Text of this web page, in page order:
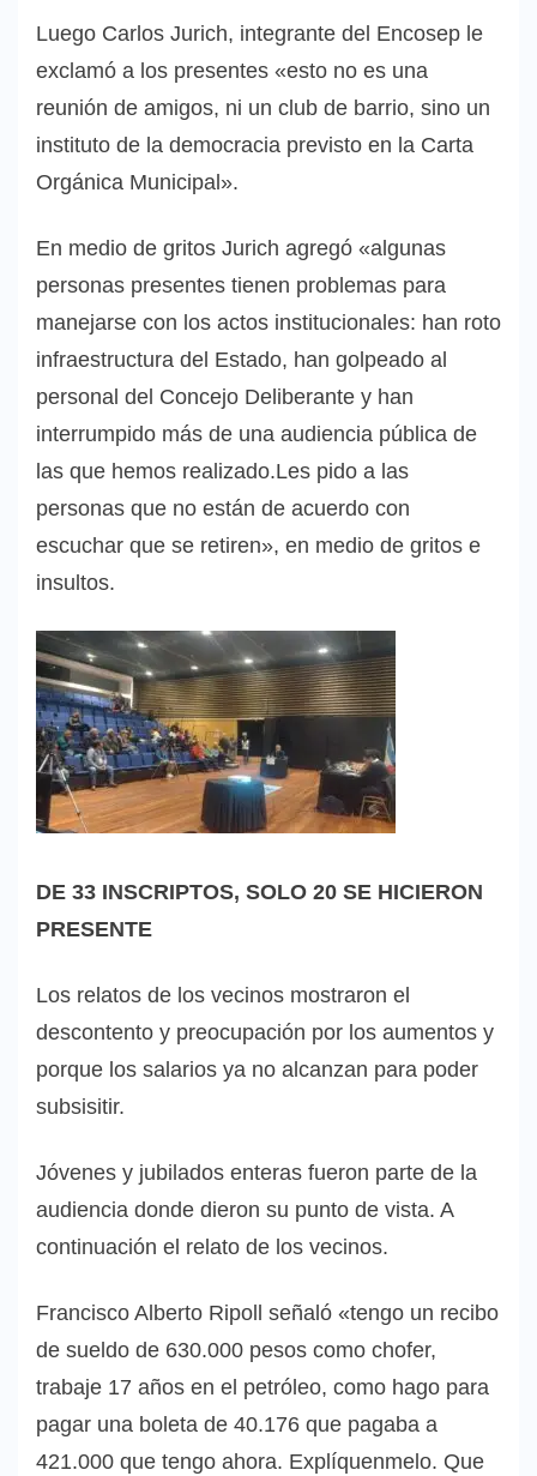
Luego Carlos Jurich, integrante del Encosep le
exclamó a los presentes «esto no es una
reunión de amigos, ni un club de barrio, sino un
instituto de la democracia previsto en la Carta
Orgánica Municipal».
En medio de gritos Jurich agregó «algunas
personas presentes tienen problemas para
manejarse con los actos institucionales: han roto
infraestructura del Estado, han golpeado al
personal del Concejo Deliberante y han
interrumpido más de una audiencia pública de
las que hemos realizado.Les pido a las
personas que no están de acuerdo con
escuchar que se retiren», en medio de gritos e
insultos.
DE 33 INSCRIPTOS, SOLO 20 SE HICIERON
PRESENTE
Los relatos de los vecinos mostraron el
descontento y preocupación por los aumentos y
porque los salarios ya no alcanzan para poder
subsisitir.
Jóvenes y jubilados enteras fueron parte de la
audiencia donde dieron su punto de vista. A
continuación el relato de los vecinos.
Francisco Alberto Ripoll señaló «tengo un recibo
de sueldo de 630.000 pesos como chofer,
trabaje 17 años en el petróleo, como hago para
pagar una boleta de 40.176 que pagaba a
421.000 que tengo ahora. Explíquenmelo. Que